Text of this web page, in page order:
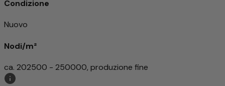
Condizione
Nuovo
Nodi/m²
ca. 202500 - 250000, produzione fine